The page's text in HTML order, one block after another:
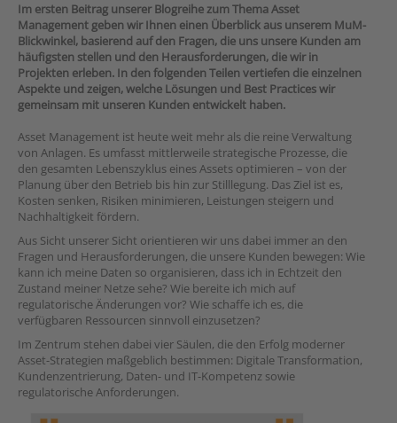
Im ersten Beitrag unserer Blogreihe zum Thema Asset
Management geben wir Ihnen einen Überblick aus unserem MuM-
Blickwinkel, basierend auf den Fragen, die uns unsere Kunden am
häufigsten stellen und den Herausforderungen, die wir in
Projekten erleben. In den folgenden Teilen vertiefen die einzelnen
Aspekte und zeigen, welche Lösungen und Best Practices wir
gemeinsam mit unseren Kunden entwickelt haben.
Asset Management ist heute weit mehr als die reine Verwaltung
von Anlagen. Es umfasst mittlerweile strategische Prozesse, die
den gesamten Lebenszyklus eines Assets optimieren – von der
Planung über den Betrieb bis hin zur Stilllegung. Das Ziel ist es,
Kosten senken, Risiken minimieren, Leistungen steigern und
Nachhaltigkeit fördern.
Aus Sicht unserer Sicht orientieren wir uns dabei immer an den
Fragen und Herausforderungen, die unsere Kunden bewegen: Wie
kann ich meine Daten so organisieren, dass ich in Echtzeit den
Zustand meiner Netze sehe? Wie bereite ich mich auf
regulatorische Änderungen vor? Wie schaffe ich es, die
verfügbaren Ressourcen sinnvoll einzusetzen?
Im Zentrum stehen dabei vier Säulen, die den Erfolg moderner
Asset-Strategien maßgeblich bestimmen: Digitale Transformation,
Kundenzentrierung, Daten- und IT-Kompetenz sowie
regulatorische Anforderungen.